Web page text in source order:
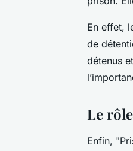
En effet,
de
détenus
Le
Enfin,